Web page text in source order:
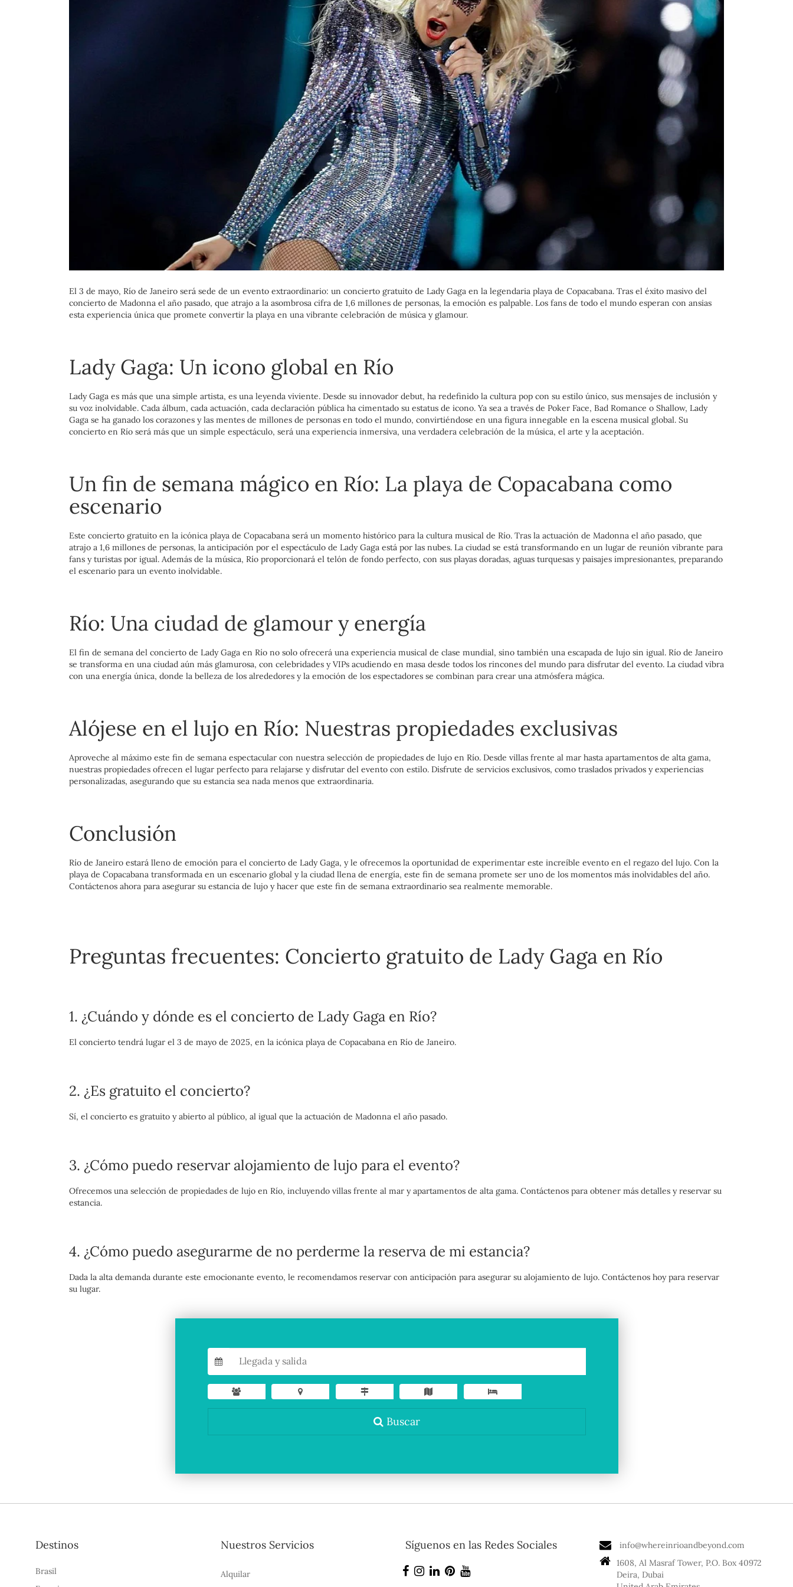
El 3 de mayo, Río de Janeiro será sede de un evento extraordinario: un concierto gratuito de Lady Gaga en la legendaria playa de Copacabana. Tras el éxito masivo del
concierto de Madonna el año pasado, que atrajo a la asombrosa cifra de 1,6 millones de personas, la emoción es palpable. Los fans de todo el mundo esperan con ansias
esta experiencia única que promete convertir la playa en una vibrante celebración de música y glamour.
Lady Gaga: Un icono global en Río
Lady Gaga es más que una simple artista, es una leyenda viviente. Desde su innovador debut, ha redefinido la cultura pop con su estilo único, sus mensajes de inclusión y
su voz inolvidable. Cada álbum, cada actuación, cada declaración pública ha cimentado su estatus de icono. Ya sea a través de Poker Face, Bad Romance o Shallow, Lady
Gaga se ha ganado los corazones y las mentes de millones de personas en todo el mundo, convirtiéndose en una figura innegable en la escena musical global. Su
concierto en Río será más que un simple espectáculo, será una experiencia inmersiva, una verdadera celebración de la música, el arte y la aceptación.
Un fin de semana mágico en Río: La playa de Copacabana como
escenario
Este concierto gratuito en la icónica playa de Copacabana será un momento histórico para la cultura musical de Río. Tras la actuación de Madonna el año pasado, que
atrajo a 1,6 millones de personas, la anticipación por el espectáculo de Lady Gaga está por las nubes. La ciudad se está transformando en un lugar de reunión vibrante para
fans y turistas por igual. Además de la música, Río proporcionará el telón de fondo perfecto, con sus playas doradas, aguas turquesas y paisajes impresionantes, preparando
el escenario para un evento inolvidable.
Río: Una ciudad de glamour y energía
El fin de semana del concierto de Lady Gaga en Río no solo ofrecerá una experiencia musical de clase mundial, sino también una escapada de lujo sin igual. Río de Janeiro
se transforma en una ciudad aún más glamurosa, con celebridades y VIPs acudiendo en masa desde todos los rincones del mundo para disfrutar del evento. La ciudad vibra
con una energía única, donde la belleza de los alrededores y la emoción de los espectadores se combinan para crear una atmósfera mágica.
Alójese en el lujo en Río: Nuestras propiedades exclusivas
Aproveche al máximo este fin de semana espectacular con nuestra selección de propiedades de lujo en Río. Desde villas frente al mar hasta apartamentos de alta gama,
nuestras propiedades ofrecen el lugar perfecto para relajarse y disfrutar del evento con estilo. Disfrute de servicios exclusivos, como traslados privados y experiencias
personalizadas, asegurando que su estancia sea nada menos que extraordinaria.
Conclusión
Río de Janeiro estará lleno de emoción para el concierto de Lady Gaga, y le ofrecemos la oportunidad de experimentar este increíble evento en el regazo del lujo. Con la
playa de Copacabana transformada en un escenario global y la ciudad llena de energía, este fin de semana promete ser uno de los momentos más inolvidables del año.
Contáctenos ahora para asegurar su estancia de lujo y hacer que este fin de semana extraordinario sea realmente memorable.
Preguntas frecuentes: Concierto gratuito de Lady Gaga en Río
1. ¿Cuándo y dónde es el concierto de Lady Gaga en Río?
El concierto tendrá lugar el 3 de mayo de 2025, en la icónica playa de Copacabana en Río de Janeiro.
2. ¿Es gratuito el concierto?
Sí, el concierto es gratuito y abierto al público, al igual que la actuación de Madonna el año pasado.
3. ¿Cómo puedo reservar alojamiento de lujo para el evento?
Ofrecemos una selección de propiedades de lujo en Río, incluyendo villas frente al mar y apartamentos de alta gama. Contáctenos para obtener más detalles y reservar su
estancia.
4. ¿Cómo puedo asegurarme de no perderme la reserva de mi estancia?
Dada la alta demanda durante este emocionante evento, le recomendamos reservar con anticipación para asegurar su alojamiento de lujo. Contáctenos hoy para reservar
su lugar.
Buscar
Destinos
Brasil
Nuestros Servicios
Alquilar
Síguenos en las Redes Sociales
info@whereinrioandbeyond.com
1608, Al Masraf Tower, P.O. Box 40972
Deira, Dubai